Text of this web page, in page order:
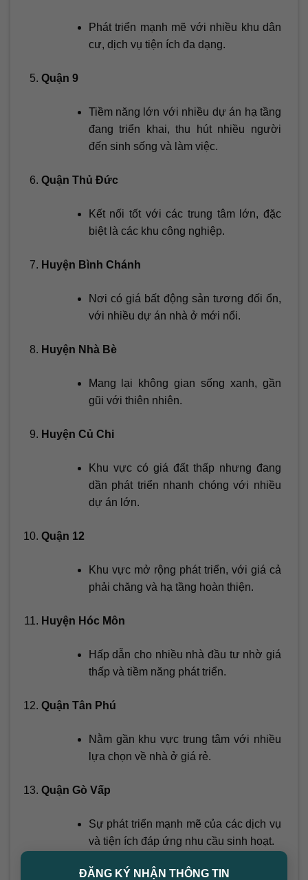
ĐĂNG KÝ NHẬN THÔNG TIN
Phát triển mạnh mẽ với nhiều khu dân
cư, dịch vụ tiện ích đa dạng.
Quận 9
Tiềm năng lớn với nhiều dự án hạ tầng
đang triển khai, thu hút nhiều người
đến sinh sống và làm việc.
Quận Thủ Đức
Kết nối tốt với các trung tâm lớn, đặc
biệt là các khu công nghiệp.
Huyện Bình Chánh
Nơi có giá bất động sản tương đối ổn,
với nhiều dự án nhà ở mới nổi.
Huyện Nhà Bè
Mang lại không gian sống xanh, gần
gũi với thiên nhiên.
Huyện Củ Chi
Khu vực có giá đất thấp nhưng đang
dần phát triển nhanh chóng với nhiều
dự án lớn.
Quận 12
Khu vực mở rộng phát triển, với giá cả
phải chăng và hạ tầng hoàn thiện.
Huyện Hóc Môn
Hấp dẫn cho nhiều nhà đầu tư nhờ giá
thấp và tiềm năng phát triển.
Quận Tân Phú
Nằm gần khu vực trung tâm với nhiều
lựa chọn về nhà ở giá rẻ.
Quận Gò Vấp
Sự phát triển mạnh mẽ của các dịch vụ
và tiện ích đáp ứng nhu cầu sinh hoạt.
Quận Bình Tân